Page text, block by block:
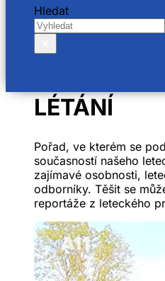
Hledat
O
LÉTÁNÍ
Pořad, ve kterém se
současností našeho
zajímavé osobnosti,
odborníky. Těšit se
reportáže z leteckého